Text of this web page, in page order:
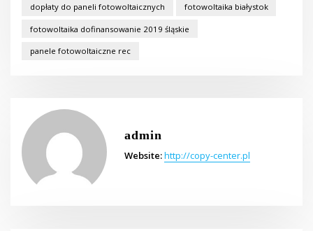
dopłaty do paneli fotowoltaicznych fotowoltaika białystok
fotowoltaika dofinansowanie 2019 śląskie
panele fotowoltaiczne rec
admin
Website:http://copy-center.pl